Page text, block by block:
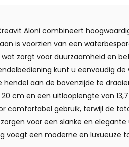
Aloni combineert
is voorzien van een
zorgt voor duurzaamheid en
kunt u eenvoudig
aan de bovenzijde te
cm en een uitlooplengte van
comfortabel gebruik, terwijl de
voor een slanke en elegante
voegt een moderne en luxueuze